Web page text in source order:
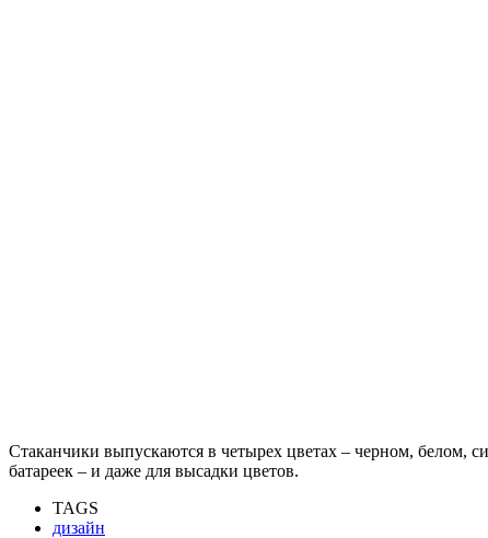
Стаканчики выпускаются в четырех цветах – черном, белом,
батареек – и даже для высадки цветов.
TAGS
дизайн